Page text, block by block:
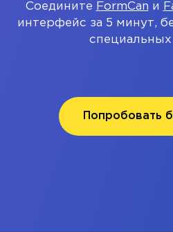
Соедините FormCan и
интерфейс за 5 минут,
специальных
Попробовать